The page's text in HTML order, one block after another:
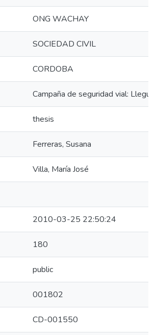
ONG WACHAY
SOCIEDAD CIVIL
CORDOBA
Campaña de seguridad vial:
thesis
Ferreras, Susana
Villa, María José
2010-03-25 22:50:24
180
public
001802
CD-001550